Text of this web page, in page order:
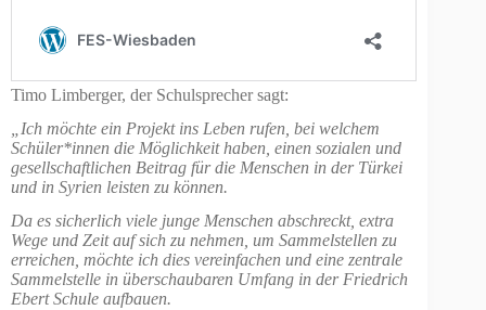
Timo Limberger, der Schulsprecher sagt:
„Ich möchte ein Projekt ins Leben rufen, bei welchem
Schüler*innen die Möglichkeit haben, einen sozialen und
gesellschaftlichen Beitrag für die Menschen in der Türkei
und in Syrien leisten zu können.
Da es sicherlich viele junge Menschen abschreckt, extra
Wege und Zeit auf sich zu nehmen, um Sammelstellen zu
erreichen, möchte ich dies vereinfachen und eine zentrale
Sammelstelle in überschaubaren Umfang in der Friedrich
Ebert Schule aufbauen.